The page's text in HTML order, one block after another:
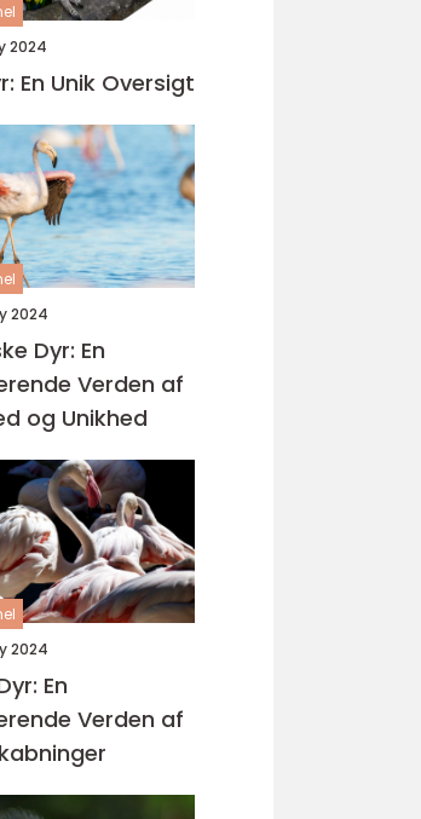
2024
En Unik Oversigt
2024
Dyr: En
Verden af
og Unikhed
2024
En
Verden af